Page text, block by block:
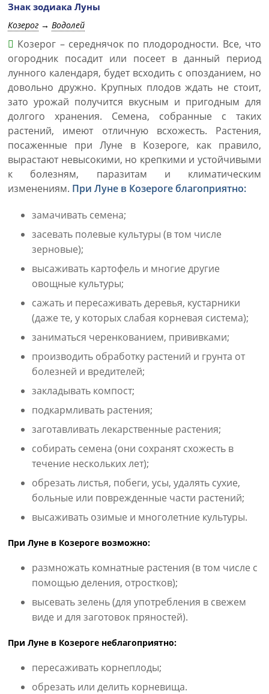
Знак зодиака Луны
Козерог → Водолей
Козерог – середнячок по плодородности. Все, что
огородник посадит или посеет в данный период
лунного календаря, будет всходить с опозданием, но
довольно дружно. Крупных плодов ждать не стоит,
зато урожай получится вкусным и пригодным для
долгого хранения. Семена, собранные с таких
растений, имеют отличную всхожесть. Растения,
посаженные при Луне в Козероге, как правило,
вырастают невысокими, но крепкими и устойчивыми
к болезням, паразитам и климатическим
изменениям. При Луне в Козероге благоприятно:
замачивать семена;
засевать полевые культуры (в том числе
зерновые);
высаживать картофель и многие другие
овощные культуры;
сажать и пересаживать деревья, кустарники
(даже те, у которых слабая корневая система);
заниматься черенкованием, прививками;
производить обработку растений и грунта от
болезней и вредителей;
закладывать компост;
подкармливать растения;
заготавливать лекарственные растения;
собирать семена (они сохранят схожесть в
течение нескольких лет);
обрезать листья, побеги, усы, удалять сухие,
больные или поврежденные части растений;
высаживать озимые и многолетние культуры.
При Луне в Козероге возможно:
размножать комнатные растения (в том числе с
помощью деления, отростков);
высевать зелень (для употребления в свежем
виде и для заготовок пряностей).
При Луне в Козероге неблагоприятно:
пересаживать корнеплоды;
обрезать или делить корневища.